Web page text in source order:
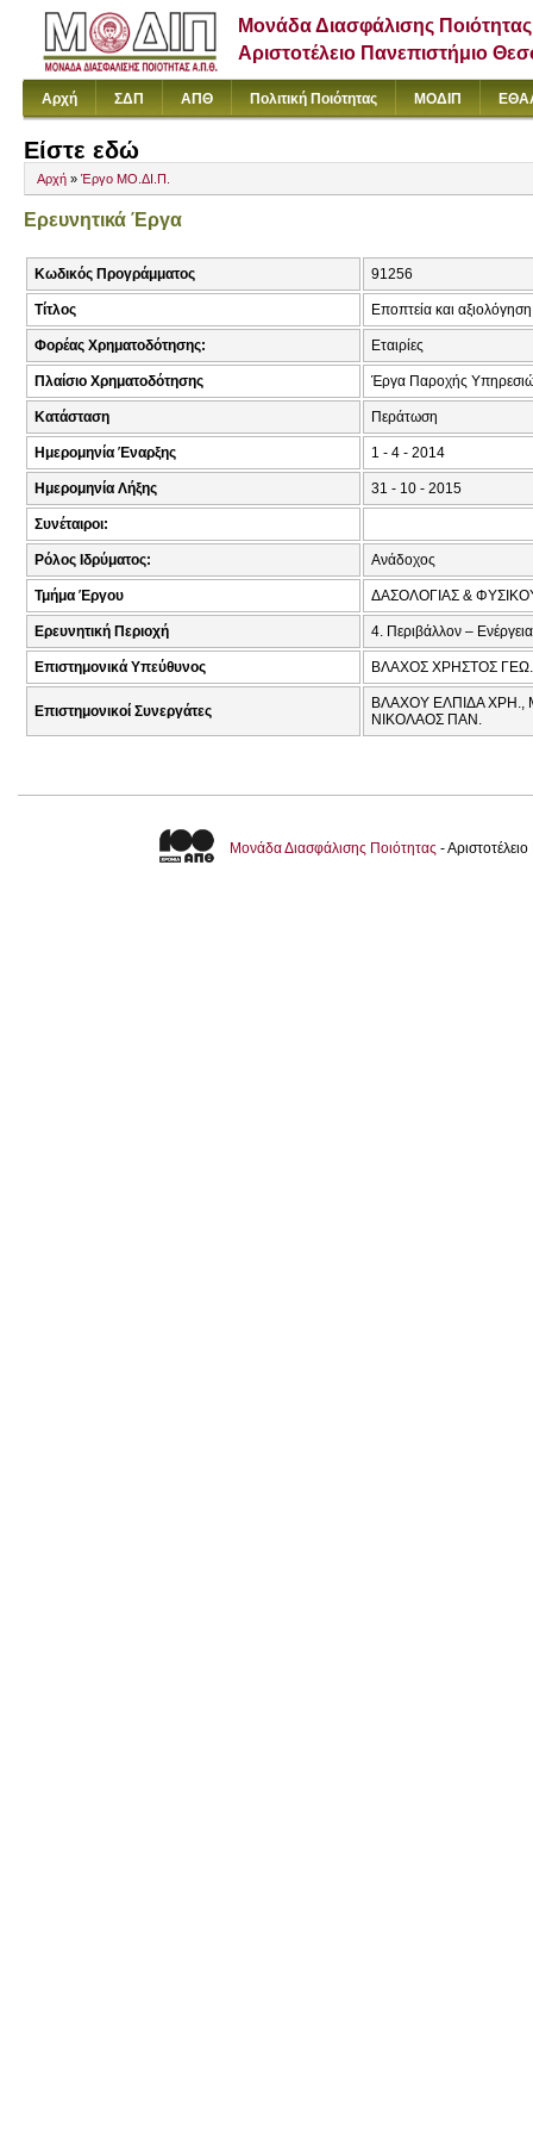
Μονάδα Διασφάλισης Ποιότητας
Αριστοτέλειο Πανεπιστήμιο
Αρχή ΣΔΠ ΑΠΘ Πολιτική Ποιότητας ΜΟΔΙΠ
Είστε εδώ
Αρχή » Έργο ΜΟ.ΔΙ.Π.
Ερευνητικά Έργα
Κωδικός Προγράμματος 91256
Τίτλος Εποπτεία και
Φορέας Χρηματοδότησης: Εταιρίες
Πλαίσιο Χρηματοδότησης Έργα Παροχής
Κατάσταση Περάτωση
Ημερομηνία Έναρξης 1 - 4 - 2014
Ημερομηνία Λήξης 31 - 10 - 2015
Συνέταιροι:
Ρόλος Ιδρύματος: Ανάδοχος
Τμήμα Έργου ΔΑΣΟΛΟΓΙΑΣ &
Ερευνητική Περιοχή 4. Περιβάλλον – Ενέργεια
Επιστημονικά Υπεύθυνος ΒΛΑΧΟΣ ΧΡΗΣΤΟΣ ΓΕΩ.
Επιστημονικοί Συνεργάτες
ΒΛΑΧΟΥ ΕΛΠΙΔΑ
ΝΙΚΟΛΑΟΣ ΠΑΝ.
Μονάδα Διασφάλισης Ποιότητας -